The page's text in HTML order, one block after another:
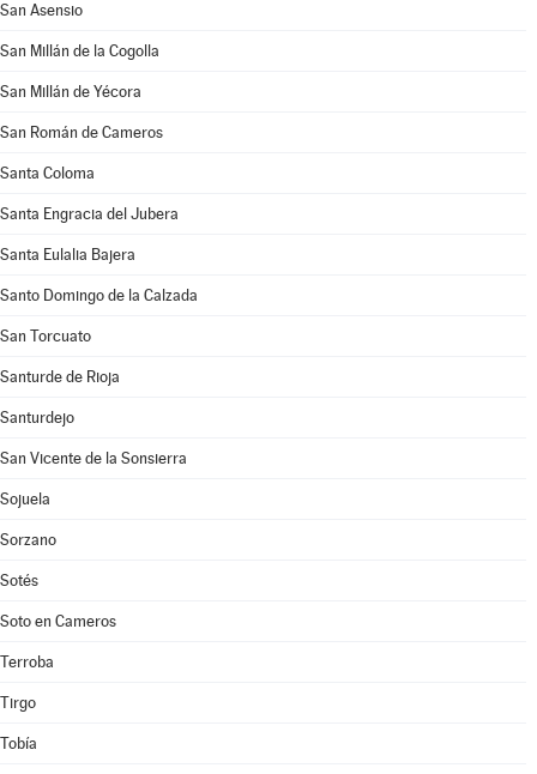
San Asensio
San Millán de la Cogolla
San Millán de Yécora
San Román de Cameros
Santa Coloma
Santa Engracia del Jubera
Santa Eulalia Bajera
Santo Domingo de la Calzada
San Torcuato
Santurde de Rioja
Santurdejo
San Vicente de la Sonsierra
Sojuela
Sorzano
Sotés
Soto en Cameros
Terroba
Tirgo
Tobía